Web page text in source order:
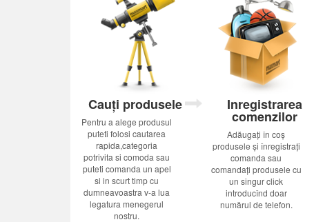
Cauți produsele
Pentru a alege produsul
puteti folosi cautarea
rapida,categoria
potrivita si comoda sau
puteti comanda un apel
si in scurt timp cu
dumneavoastra v-a lua
legatura menegerul
nostru.
Inregistrarea
comenzilor
Adăugați în coș
produsele și înregistrați
comanda sau
comandați produsele cu
un singur click
introducînd doar
numărul de telefon.